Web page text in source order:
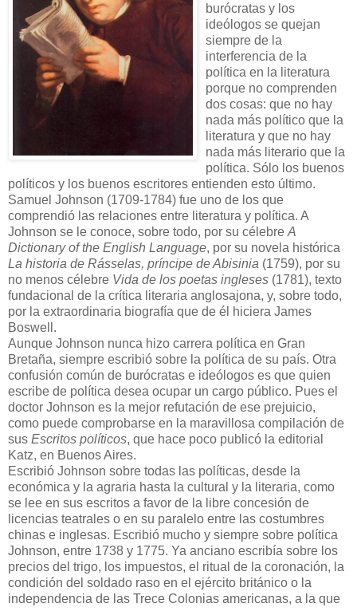
burócratas y los
ideólogos se quejan
siempre de la
interferencia de la
política en la literatura
porque no comprenden
dos cosas: que no hay
nada más político que la
literatura y que no hay
nada más literario que la
política. Sólo los buenos
políticos y los buenos escritores entienden esto último.
Samuel Johnson (1709-1784) fue uno de los que
comprendió las relaciones entre literatura y política. A
Johnson se le conoce, sobre todo, por su célebre A
Dictionary of the English Language, por su novela histórica
La historia de Rásselas, príncipe de Abisinia (1759), por su
no menos célebre Vida de los poetas ingleses (1781), texto
fundacional de la crítica literaria anglosajona, y, sobre todo,
por la extraordinaria biografía que de él hiciera James
Boswell.
Aunque Johnson nunca hizo carrera política en Gran
Bretaña, siempre escribió sobre la política de su país. Otra
confusión común de burócratas e ideólogos es que quien
escribe de política desea ocupar un cargo público. Pues el
doctor Johnson es la mejor refutación de ese prejuicio,
como puede comprobarse en la maravillosa compilación de
sus Escritos políticos, que hace poco publicó la editorial
Katz, en Buenos Aires.
Escribió Johnson sobre todas las políticas, desde la
económica y la agraria hasta la cultural y la literaria, como
se lee en sus escritos a favor de la libre concesión de
licencias teatrales o en su paralelo entre las costumbres
chinas e inglesas. Escribió mucho y siempre sobre política
Johnson, entre 1738 y 1775. Ya anciano escribía sobre los
precios del trigo, los impuestos, el ritual de la coronación, la
condición del soldado raso en el ejército británico o la
independencia de las Trece Colonias americanas, a la que